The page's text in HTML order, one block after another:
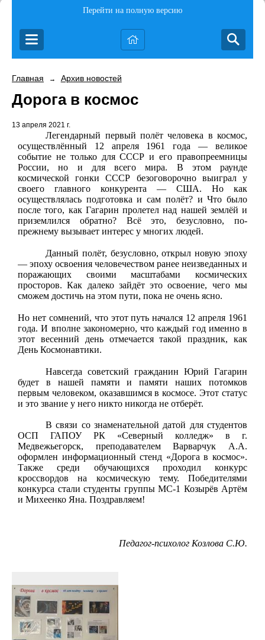
Перейти на полную версию
Главная → Архив новостей
Дорога в космос
13 апреля 2021 г.
Легендарный первый полёт человека в космос,
осуществлённый 12 апреля 1961 года — великое
событие не только для СССР и его правопреемницы
России, но и для всего мира. В этом раунде
космической гонки СССР безоговорочно выиграл у
своего главного конкурента — США. Но как
осуществлялась подготовка и сам полёт? и Что было
после того, как Гагарин пролетел над нашей землёй и
приземлился обратно? Всё это, безусловно, по-
прежнему вызывает интерес у многих людей.
Данный полёт, безусловно, открыл новую эпоху
— эпоху освоения человечеством ранее неизведанных и
поражающих своими масштабами космических
просторов. Как далеко зайдёт это освоение, чего мы
сможем достичь на этом пути, пока не очень ясно.
Но нет сомнений, что этот путь начался 12 апреля 1961
года. И вполне закономерно, что каждый год именно в
этот весенний день отмечается такой праздник, как
День Космонавтики.
Навсегда советский гражданин Юрий Гагарин
будет в нашей памяти и памяти наших потомков
первым человеком, оказавшимся в космосе. Этот статус
и это звание у него никто никогда не отберёт.
В связи со знаменательной датой для студентов
ОСП ГАПОУ РК «Северный колледж» в г.
Медвежьегорск, преподавателем Варварчук А.А.
оформлен информационный стенд «Дорога в космос».
Также среди обучающихся проходил конкурс
кроссвордов на космическую тему. Победителями
конкурса стали студенты группы МС-1 Козырёв Артём
и Михеенко Яна. Поздравляем!
Педагог-психолог Козлова С.Ю.